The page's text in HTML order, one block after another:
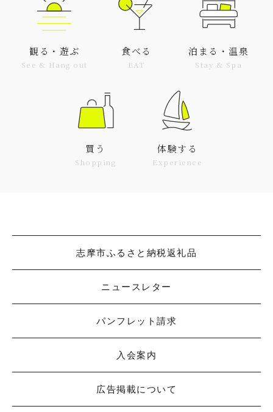
観る・遊ぶ
See & Hang out
食べる
EAT
泊まる・温泉
Stay & Spa
買う
Shopping
体験する
Experience
志摩市ふるさと納税返礼品
ニュースレター
パンフレット請求
入会案内
広告掲載について